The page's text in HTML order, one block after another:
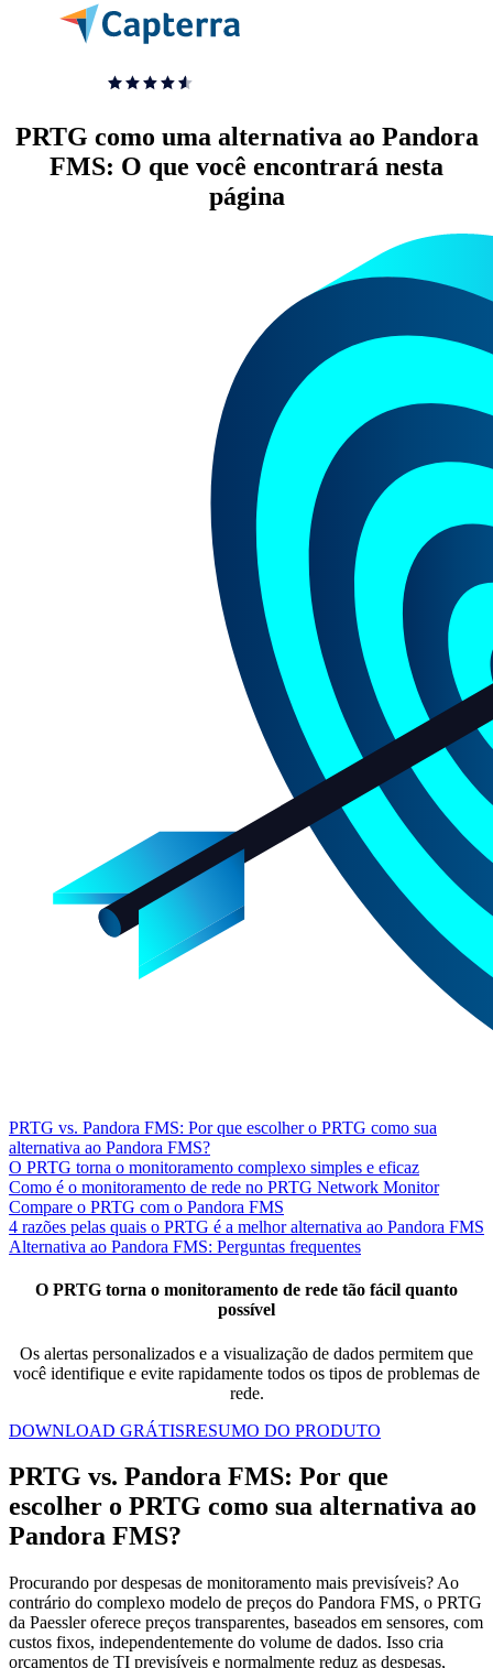
PRTG como uma alternativa ao Pandora
FMS: O que você encontrará nesta
página
PRTG vs. Pandora FMS: Por que escolher o PRTG como sua
alternativa ao Pandora FMS?
O PRTG torna o monitoramento complexo simples e eficaz
Como é o monitoramento de rede no PRTG Network Monitor
Compare o PRTG com o Pandora FMS
4 razões pelas quais o PRTG é a melhor alternativa ao Pandora FMS
Alternativa ao Pandora FMS: Perguntas frequentes
O PRTG torna o monitoramento de rede tão fácil quanto
possível
Os alertas personalizados e a visualização de dados permitem que
você identifique e evite rapidamente todos os tipos de problemas de
rede.
DOWNLOAD GRÁTISRESUMO DO PRODUTO
PRTG vs. Pandora FMS: Por que
escolher o PRTG como sua alternativa ao
Pandora FMS?
Procurando por despesas de monitoramento mais previsíveis? Ao
contrário do complexo modelo de preços do Pandora FMS, o PRTG
da Paessler oferece preços transparentes, baseados em sensores, com
custos fixos, independentemente do volume de dados. Isso cria
orçamentos de TI previsíveis e normalmente reduz as despesas,